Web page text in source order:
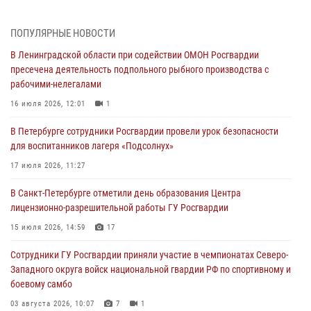
06 августа 2026, 13:39 1
В Центральном районе росгвардейцы оперативно задержали
хулигана, стрелявшего из пускового устройства рядом с жилыми
домами
06 августа 2026, 11:36
Сотрудники и военнослужащие Росгвардии обеспечили
правопорядок при проведении матча "Зенит" - "Балтика"
06 августа 2026, 07:30
В Выборгском районе наряд Росгвардии обнаружил
разыскиваемый преступный автотранспорт
05 августа 2026, 12:25 2
Петербургские росгвардейцы обнаружили объявленный в розыск
автомобиль, ранее использовавшийся при совершении кражи в
Ленобласти
04 августа 2026, 14:05
ПОПУЛЯРНЫЕ НОВОСТИ
В Ленинградской области при содействии ОМОН Росгвардии
пресечена деятельность подпольного рыбного производства с
рабочими-нелегалами
16 июля 2026, 12:01 1
В Петербурге сотрудники Росгвардии провели урок безопасности
для воспитанников лагеря «Подсолнух»
17 июля 2026, 11:27
В Санкт-Петербурге отметили день образования Центра
лицензионно-разрешительной работы ГУ Росгвардии
15 июля 2026, 14:59 17
Сотрудники ГУ Росгвардии приняли участие в чемпионатах Северо-
Западного округа войск национальной гвардии РФ по спортивному и
боевому самбо
03 августа 2026, 10:07 7 1